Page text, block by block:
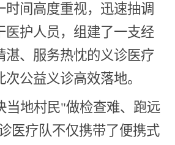
时间高度重视，迅速抽调
医护人员，组建了一支经
湛、服务热忱的义诊医疗
次公益义诊高效落地。
当地村民"做检查难、跑远
医疗队不仅携带了便携式